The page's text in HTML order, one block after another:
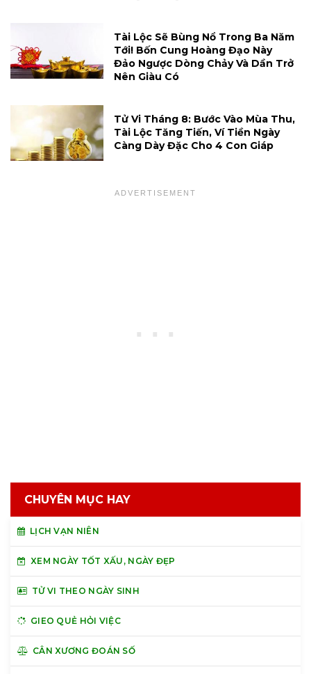
Tài Lộc Sẽ Bùng Nổ Trong Ba Năm
Tới! Bốn Cung Hoàng Đạo Này
Đảo Ngược Dòng Chảy Và Dần Trở
Nên Giàu Có
Tử Vi Tháng 8: Bước Vào Mùa Thu,
Tài Lộc Tăng Tiến, Ví Tiền Ngày
Càng Dày Đặc Cho 4 Con Giáp
CHUYÊN MỤC HAY
LỊCH VẠN NIÊN
XEM NGÀY TỐT XẤU, NGÀY ĐẸP
TỬ VI THEO NGÀY SINH
GIEO QUẺ HỎI VIỆC
CÂN XƯƠNG ĐOÁN SỐ